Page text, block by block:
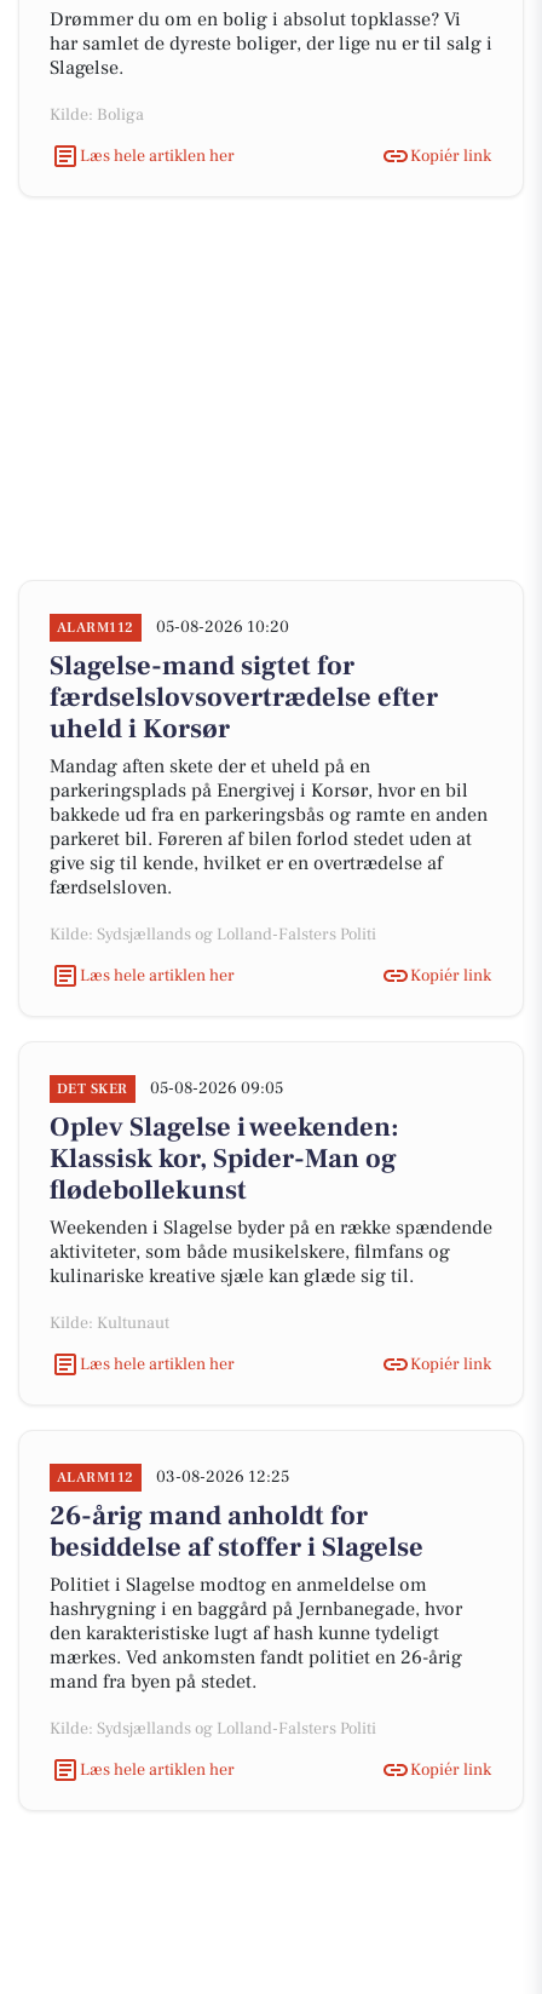
Drømmer du om en bolig i absolut topklasse? Vi
har samlet de dyreste boliger, der lige nu er til salg i
Slagelse.
Kilde: Boliga
Læs hele artiklen her
Kopiér link
ALARM112 05-08-2026 10:20
Slagelse-mand sigtet for
færdselslovsovertrædelse efter
uheld i Korsør
Mandag aften skete der et uheld på en
parkeringsplads på Energivej i Korsør, hvor en bil
bakkede ud fra en parkeringsbås og ramte en anden
parkeret bil. Føreren af bilen forlod stedet uden at
give sig til kende, hvilket er en overtrædelse af
færdselsloven.
Kilde: Sydsjællands og Lolland-Falsters Politi
Læs hele artiklen her
Kopiér link
DET SKER 05-08-2026 09:05
Oplev Slagelse i weekenden:
Klassisk kor, Spider-Man og
flødebollekunst
Weekenden i Slagelse byder på en række spændende
aktiviteter, som både musikelskere, filmfans og
kulinariske kreative sjæle kan glæde sig til.
Kilde: Kultunaut
Læs hele artiklen her
Kopiér link
ALARM112 03-08-2026 12:25
26-årig mand anholdt for
besiddelse af stoffer i Slagelse
Politiet i Slagelse modtog en anmeldelse om
hashrygning i en baggård på Jernbanegade, hvor
den karakteristiske lugt af hash kunne tydeligt
mærkes. Ved ankomsten fandt politiet en 26-årig
mand fra byen på stedet.
Kilde: Sydsjællands og Lolland-Falsters Politi
Læs hele artiklen her
Kopiér link